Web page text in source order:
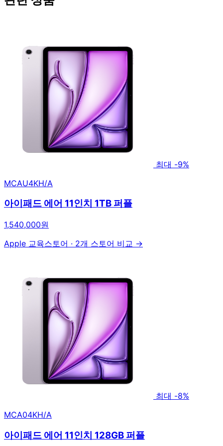
최대 -9%
MCAU4KH/A
아이패드 에어 11인치 1TB 퍼플
1,540,000원
Apple 교육스토어 · 2개 스토어 비교 →
최대 -8%
MCA04KH/A
아이패드 에어 11인치 128GB 퍼플